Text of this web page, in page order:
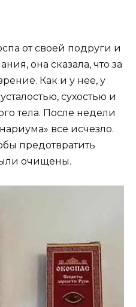
от своей подруги и
она сказала, что за
Как и у нее, у
сухостью и
тела. После недели
все исчезло.
предотвратить
очищены.